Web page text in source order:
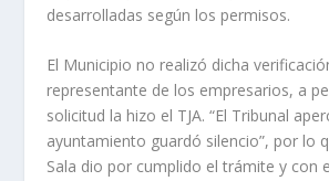
desarrolladas según los permisos.
El Municipio no realizó dicha
representante de los empresarios, a
solicitud la hizo el TJA. “El Tribunal
ayuntamiento guardó silencio”, por lo
Sala dio por cumplido el trámite y con